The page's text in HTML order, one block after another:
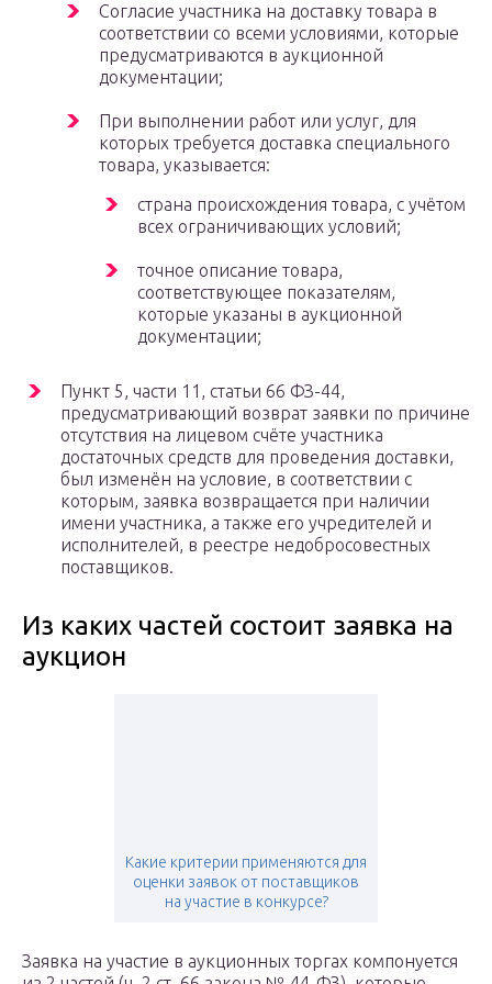
Согласие участника на доставку товара в
соответствии со всеми условиями, которые
предусматриваются в аукционной
документации;
При выполнении работ или услуг, для
которых требуется доставка специального
товара, указывается:
страна происхождения товара, с учётом
всех ограничивающих условий;
точное описание товара,
соответствующее показателям,
которые указаны в аукционной
документации;
Пункт 5, части 11, статьи 66 ФЗ-44,
предусматривающий возврат заявки по причине
отсутствия на лицевом счёте участника
достаточных средств для проведения доставки,
был изменён на условие, в соответствии с
которым, заявка возвращается при наличии
имени участника, а также его учредителей и
исполнителей, в реестре недобросовестных
поставщиков.
Из каких частей состоит заявка на
аукцион
Какие критерии применяются для
оценки заявок от поставщиков
на участие в конкурсе?
Заявка на участие в аукционных торгах компонуется